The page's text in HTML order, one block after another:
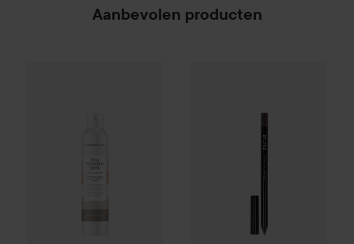
Aanbevolen producten